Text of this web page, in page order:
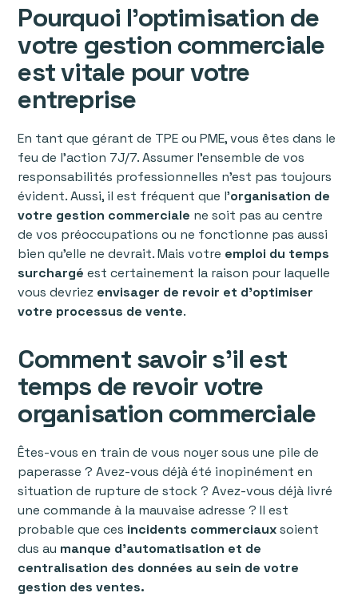
Pourquoi l’optimisation de
votre gestion commerciale
est vitale pour votre
entreprise
En tant que gérant de TPE ou PME, vous êtes dans le
feu de l’action 7J/7. Assumer l’ensemble de vos
responsabilités professionnelles n'est pas toujours
évident. Aussi, il est fréquent que l'organisation de
votre gestion commerciale ne soit pas au centre
de vos préoccupations ou ne fonctionne pas aussi
bien qu'elle ne devrait. Mais votre emploi du temps
surchargéest certainement la raison pour laquelle
vous devriez envisager de revoir et d'optimiser
votre processus de vente.
Comment savoir s’il est
temps de revoir votre
organisation commerciale
‍‍Êtes-vous en train de vous noyer sous une pile de
paperasse ? Avez-vous déjà été inopinément en
situation de rupture de stock ? Avez-vous déjà livré
une commande à la mauvaise adresse ? Il est
probable que ces incidents commerciauxsoient
dus au manque d'automatisation et de
centralisation des données au sein de votre
gestion des ventes.